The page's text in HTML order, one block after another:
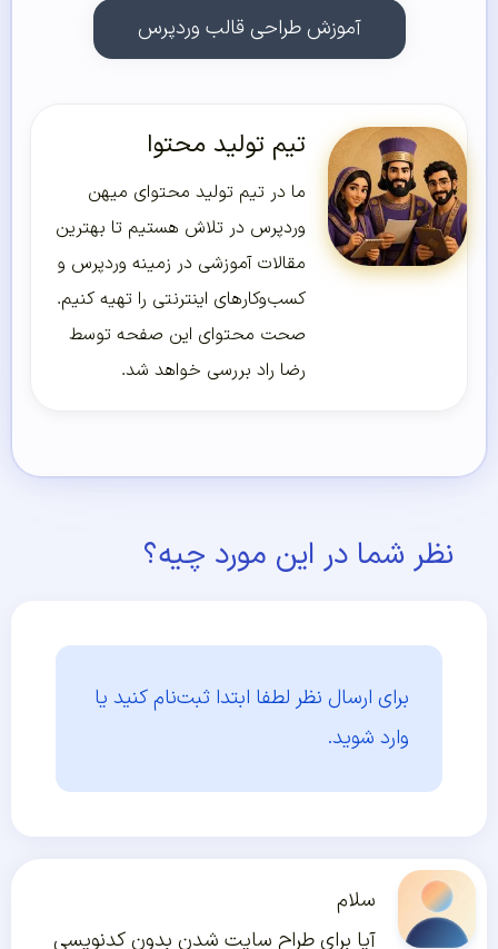
آموزش طراحی قالب وردپرس
تیم تولید محتوا
ما در تیم تولید محتوای میهن
وردپرس در تلاش هستیم تا بهترین
مقالات آموزشی در زمینه وردپرس و
کسب‌و‌کارهای اینترنتی را تهیه کنیم.
صحت محتوای این صفحه توسط
رضا راد بررسی خواهد شد.
نظر شما در این مورد چیه؟
برای ارسال نظر لطفا ابتدا ثبت‌نام کنید یا
وارد شوید.
سلام
آیا برای طراح سایت شدن بدون کدنویسی